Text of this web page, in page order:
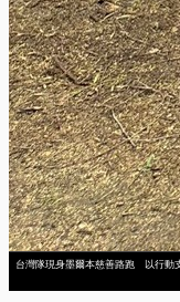
台灣隊現身墨爾本慈善路跑 以行動